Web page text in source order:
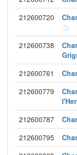
212600720
212600738
212600761
212600779
212600787
212600795